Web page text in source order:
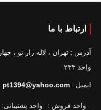
ارتباط با ما
آدرس : تهران ، لاله زار نو ،
واحد ۲۳۳
ایمیل : pt1394@yahoo.com
واحد فروش :
واحد پشتیبانی: